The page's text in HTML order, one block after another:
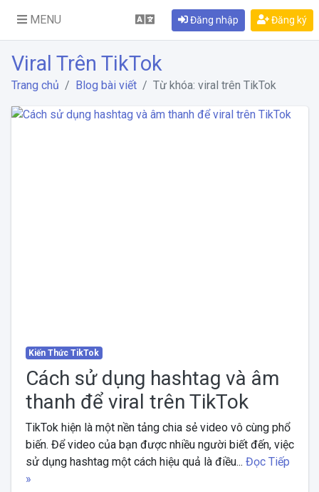
MENU Đăng nhập Đăng ký
Viral Trên TikTok
Trang chủ Blog bài viết Từ khóa: viral trên TikTok
Kiến Thức TikTok
Cách sử dụng hashtag và âm
thanh để viral trên TikTok
TikTok hiện là một nền tảng chia sẻ video vô cùng phổ
biến. Để video của bạn được nhiều người biết đến, việc
sử dụng hashtag một cách hiệu quả là điều... Đọc Tiếp
»